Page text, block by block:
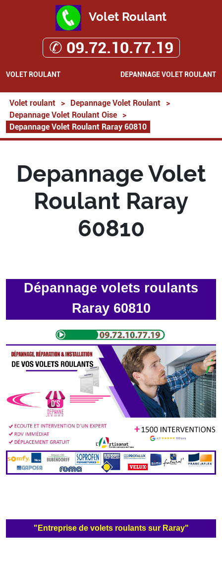
Volet Roulant
✆ 09.72.10.77.19
VOLET ROULANT DEPANNAGE VOLET ROULANT
Volet roulant > Depannage Volet Roulant
>
Depannage Volet Roulant Oise
>
Depannage Volet Roulant Raray 60810
Depannage Volet
Roulant Raray
60810
Dépannage volets roulants
Raray 60810
"Entreprise de volets roulants sur Raray"